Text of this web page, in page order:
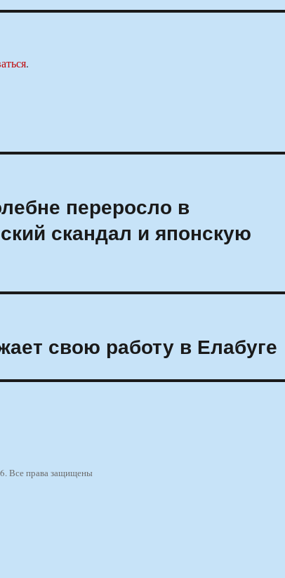
.
переросло в
скандал и японскую
свою работу в Елабуге
Все права защищены